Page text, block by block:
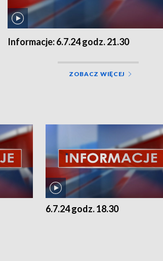
Informacje: 6.7.24 godz. 21.30
ZOBACZ WIĘCEJ
6.7.24 godz. 18.30